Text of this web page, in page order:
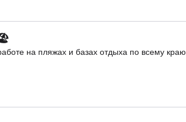
🏖
на пляжах и базах отдыха по всему краю